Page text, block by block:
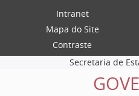
Intranet
Mapa do Site
Contraste
Secretaria de